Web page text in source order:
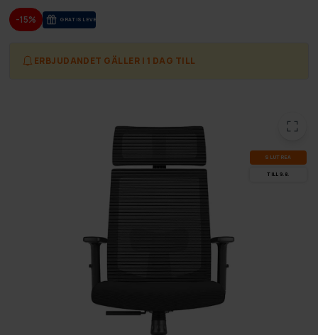
-15% GRA­TIS LE­VE­RANS
ERBJUDANDET GÄLLER I 1 DAG TILL
SLUT­REA
TILL 9.8.